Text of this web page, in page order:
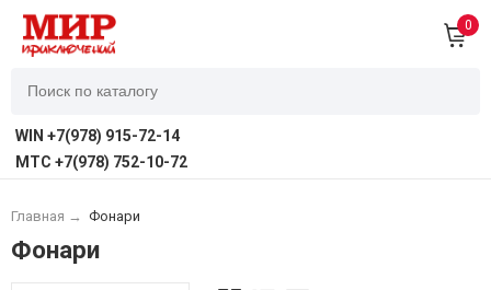
0
WIN +7(978) 915-72-14
MTC +7(978) 752-10-72
Главная → Фонари
Фонари